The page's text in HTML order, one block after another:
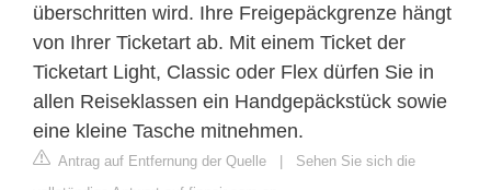
überschritten wird. Ihre Freigepäckgrenze hängt
von Ihrer Ticketart ab. Mit einem Ticket der
Ticketart Light, Classic oder Flex dürfen Sie in
allen Reiseklassen ein Handgepäckstück sowie
eine kleine Tasche mitnehmen.
Antrag auf Entfernung der Quelle | Sehen Sie sich die